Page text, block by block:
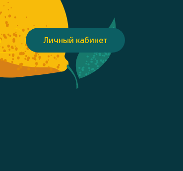
Личный кабинет